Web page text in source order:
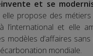
et se
elle propose des métiers
l’international et elle
modèles d’affaires
mondiale.